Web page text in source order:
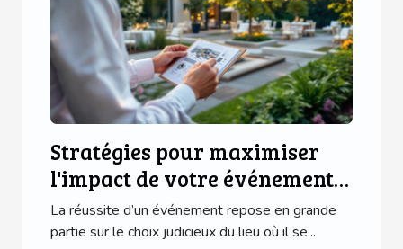
Stratégies pour maximiser
l'impact de votre événement
en choisissant le lieu idéal
La réussite d’un événement repose en grande
partie sur le choix judicieux du lieu où il se...